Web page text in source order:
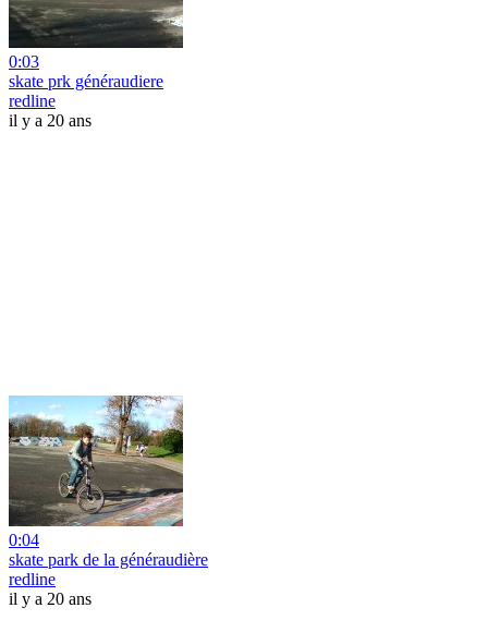
0:03
skate prk généraudiere
redline
il y a 20 ans
0:04
skate park de la généraudière
redline
il y a 20 ans